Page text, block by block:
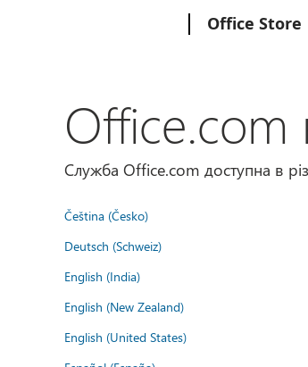
Office Store
Office.com
Служба Office.com доступна в
Čeština (Česko)
Deutsch (Schweiz)
English (India)
English (New Zealand)
English (United States)